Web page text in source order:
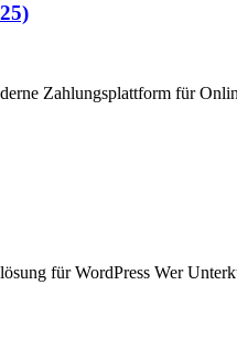
Zahlungsplattform für
für WordPress Wer